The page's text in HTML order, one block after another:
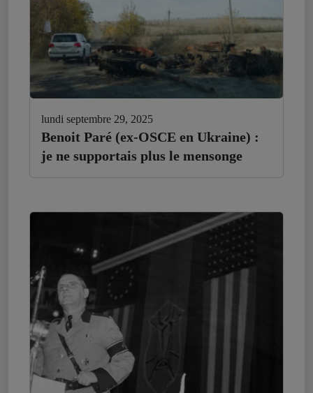
lundi septembre 29, 2025
Benoit Paré (ex-OSCE en Ukraine) :
je ne supportais plus le mensonge